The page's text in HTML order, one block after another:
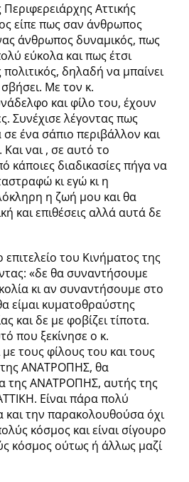
Αττικής
είπε πως σαν άνθρωπος
άνθρωπος δυναμικός, πως
εύκολα και πως έτσι
πολιτικός, δηλαδή να μπαίνει
Με τον κ.
και φίλο του, έχουν
Συνέχισε λέγοντας πως
σε ένα σάπιο περιβάλλον και
ναι , σε αυτό το
κάποιες διαδικασίες πήγα να
κι εγώ κι η
η ζωή μου και θα
και επιθέσεις αλλά αυτά δε
του Κινήματος της
«δε θα συναντήσουμε
κι αν συναντήσουμε στο
είμαι κυματοθραύστης
και δε με φοβίζει τίποτα.
που ξεκίνησε ο κ.
τους φίλους του και τους
της ΑΝΑΤΡΟΠΗΣ, θα
της ΑΝΑΤΡΟΠΗΣ, αυτής της
Είναι πάρα πολύ
την παρακολουθούσα όχι
κόσμος και είναι σίγουρο
κόσμος ούτως ή άλλως μαζί